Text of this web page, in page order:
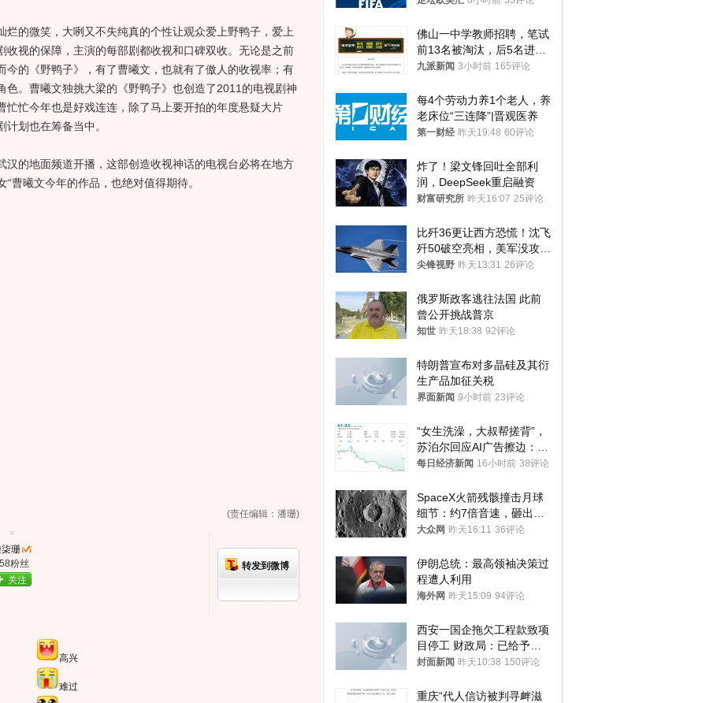
微笑，大咧又不失纯真的个性让观众爱上野鸭子，爱上
收视的保障，主演的每部剧都收视和口碑双收。无论是之前
今的《野鸭子》，有了曹曦文，也就有了傲人的收视率；有
色。曹曦文独挑大梁的《野鸭子》也创造了2011的电视剧神
忙忙今年也是好戏连连，除了马上要开拍的年度悬疑大片
划也在筹备当中。
地面频道开播，这部创造收视神话的电视台必将在地方
“曹曦文今年的作品，也绝对值得期待。
(责任编辑：潘珊)
珊
粉丝
关注
转发到微博
高兴
难过
佛山一中学教师招聘，笔试
前13名被淘汰，后5名进体
检，被疑萝卜岗，官方通
九派新闻 3小时前 165评论
每4个劳动力养1个老人，养
老床位“三连降”|晋观医养
第一财经 昨天19:48 60评论
炸了！梁文锋回吐全部利
润，DeepSeek重启融资
财富研究所 昨天16:07 25评论
比歼36更让西方恐慌！沈飞
歼50破空亮相，美军没攻克
的技术被拿下
尖锋视野 昨天13:31 26评论
俄罗斯政客逃往法国 此前
曾公开挑战普京
知世 昨天18:38 92评论
特朗普宣布对多晶硅及其衍
生产品加征关税
界面新闻 9小时前 23评论
“女生洗澡，大叔帮搓背”，
苏泊尔回应AI广告擦边：视
频全下架，已强化内容管理
每日经济新闻 16小时前 38评论
SpaceX火箭残骸撞击月球
细节：约7倍音速，砸出直
径约30米撞击坑
大众网 昨天16:11 36评论
伊朗总统：最高领袖决策过
程遭人利用
海外网 昨天15:09 94评论
西安一国企拖欠工程款致项
目停工 财政局：已给予处
分，正督促整改
封面新闻 昨天10:38 150评论
重庆“代人信访被判寻衅滋